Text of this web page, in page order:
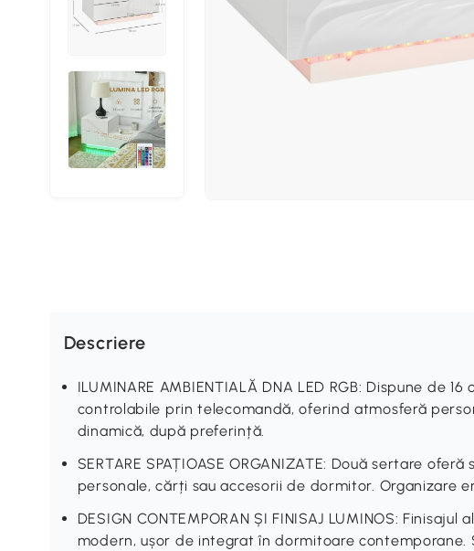
Descriere
ILUMINARE AMBIENTIALĂ DNA LED RGB: Dispune de
controlabile prin telecomandă, oferind atmosferă
dinamică, după preferință.
SERTARE SPAȚIOASE ORGANIZATE: Două sertare
personale, cărți sau accesorii de dormitor. Organizare
DESIGN CONTEMPORAN ȘI FINISAJ LUMINOS:
modern, ușor de integrat în dormitoare contemporane.